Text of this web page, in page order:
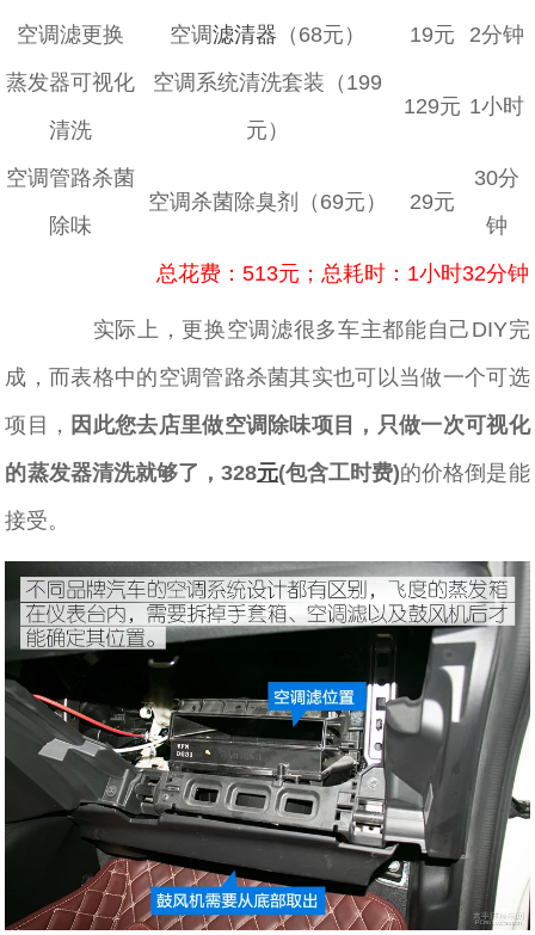
空调滤更换 空调滤清器 （68元） 19元
2分钟
蒸发器可视化
清洗
空调系统清洗套装（199
元）
129元 1小时
空调管路杀菌
除味
空调杀菌除臭剂（69元） 29元
30分
钟
总花费：513元；总耗时：1小时32分钟
实际上，更换空调滤很多车主都能自己DIY完
成，而表格中的空调管路杀菌其实也可以当做一个可选
项目， 因此您去店里做空调除味项目，只做一次可视化
的蒸发器清洗就够了，328元(包含工时费)的价格倒是能
接受。